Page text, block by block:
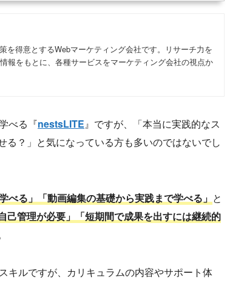
を得意とするWebマーケティング会社です。リサーチ力を
報をもとに、各種サービスをマーケティング会社の視点か
べる『nestsLITE』ですが、「本当に実践的なス
？」と気になっている方も多いのではないでし
べる」「動画編集の基礎から実践まで学べる」 と
己管理が必要」「短期間で成果を出すには継続的
キルですが、カリキュラムの内容やサポート体